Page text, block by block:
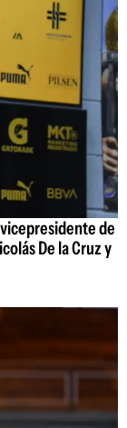
de
De la Cruz y